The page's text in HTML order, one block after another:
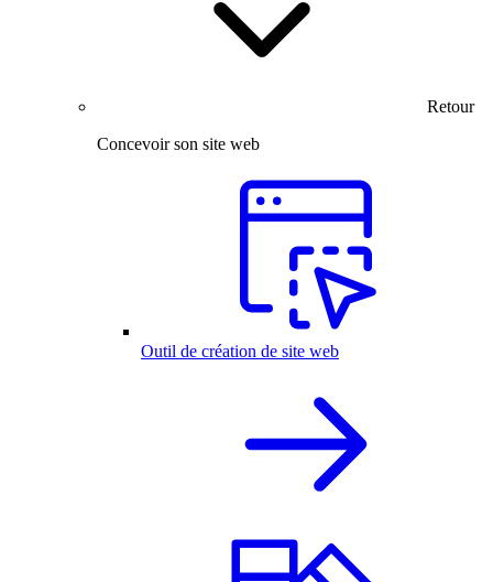
Retour
Concevoir son site web
Outil de création de site web